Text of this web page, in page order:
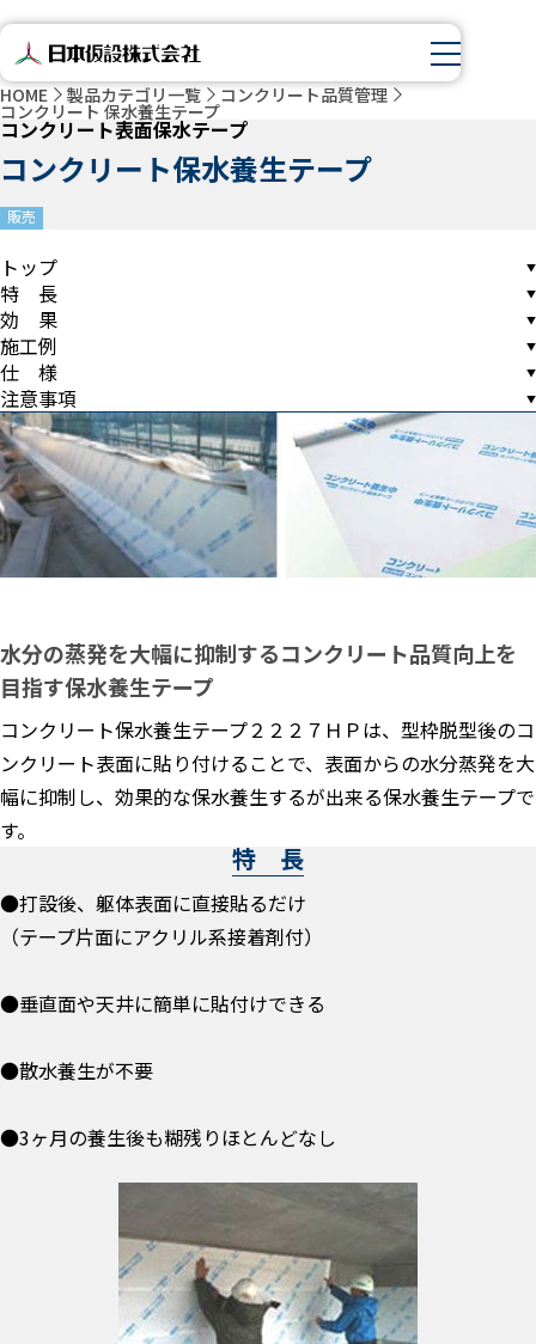
HOME 製品カテゴリ一覧 コンクリート品質管理
コンクリート 保水養生テープ
コンクリート表面保水テープ
コンクリート保水養生テープ
販売
トップ
特 長
効 果
施工例
仕 様
注意事項
水分の蒸発を大幅に抑制するコンクリート品質向上を
目指す保水養生テープ
コンクリート保水養生テープ２２２７ＨＰは、型枠脱型後のコ
ンクリート表面に貼り付けることで、表面からの水分蒸発を大
幅に抑制し、効果的な保水養生するが出来る保水養生テープで
す。
特 長
●打設後、躯体表面に直接貼るだけ
（テープ片面にアクリル系接着剤付）
●垂直面や天井に簡単に貼付けできる
●散水養生が不要
●3ヶ月の養生後も糊残りほとんどなし